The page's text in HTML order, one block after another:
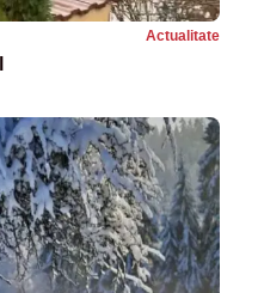
Actualitate